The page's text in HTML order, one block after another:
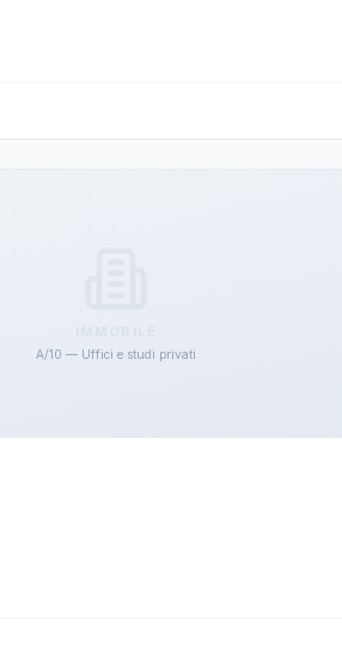
A/10 — Uffici e studi privati